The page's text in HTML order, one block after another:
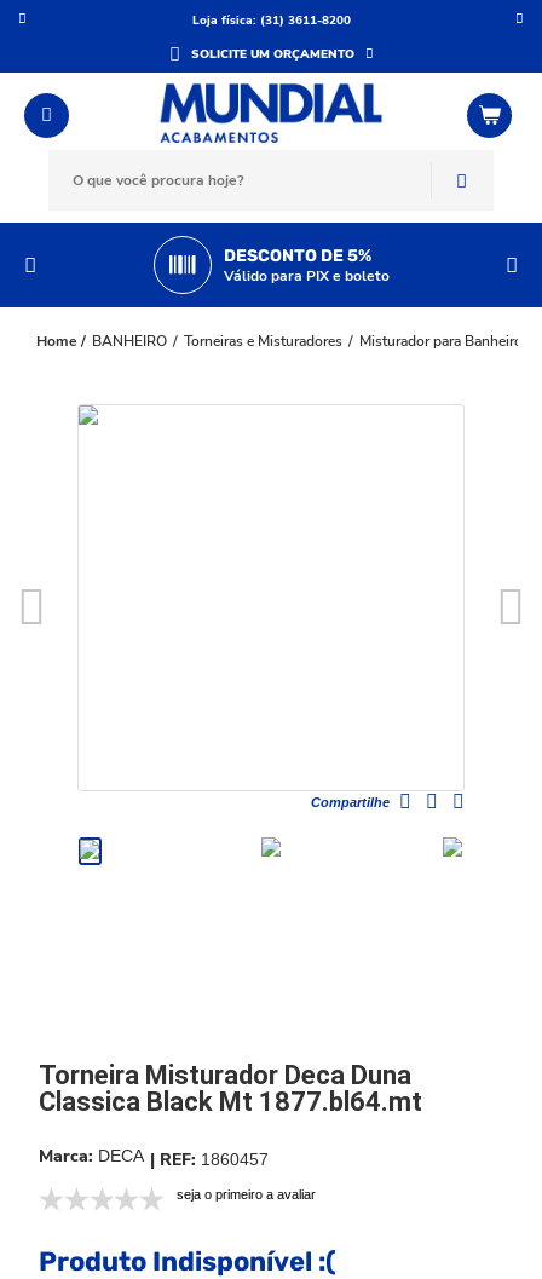
Loja física: (31) 3611-8200
SOLICITE UM ORÇAMENTO
DESCONTO DE 5%
Válido para PIX e boleto
BANHEIRO Torneiras e Misturadores Misturador para Banheiro
Compartilhe
Torneira Misturador Deca Duna
Classica Black Mt 1877.bl64.mt
DECA 1860457
seja o primeiro a avaliar
Produto Indisponível :(